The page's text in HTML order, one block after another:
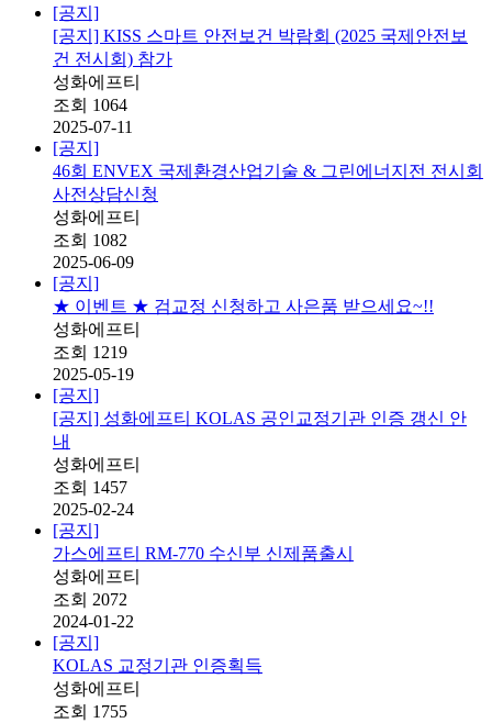
[공지]
[공지] KISS 스마트 안전보건 박람회 (2025 국제안전보
건 전시회) 참가
성화에프티
조회 1064
2025-07-11
[공지]
46회 ENVEX 국제환경산업기술 & 그린에너지전 전시회
사전상담신청
성화에프티
조회 1082
2025-06-09
[공지]
★ 이벤트 ★ 검교정 신청하고 사은품 받으세요~!!
성화에프티
조회 1219
2025-05-19
[공지]
[공지] 성화에프티 KOLAS 공인교정기관 인증 갱신 안
내
성화에프티
조회 1457
2025-02-24
[공지]
가스에프티 RM-770 수신부 신제품출시
성화에프티
조회 2072
2024-01-22
[공지]
KOLAS 교정기관 인증획득
성화에프티
조회 1755